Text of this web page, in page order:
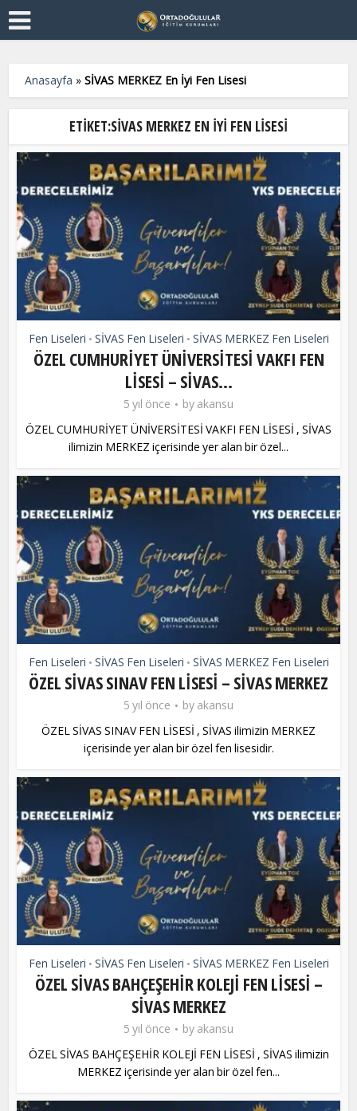
Anasayfa »SİVAS MERKEZ En İyi Fen Lisesi
ETIKET:SİVAS MERKEZ EN İYI FEN LISESI
Fen Liseleri • SİVAS Fen Liseleri • SİVAS MERKEZ Fen Liseleri
ÖZEL CUMHURİYET ÜNİVERSİTESİ VAKFI FEN
LİSESİ – SİVAS...
5 yıl önce by akansu
ÖZEL CUMHURİYET ÜNİVERSİTESİ VAKFI FEN LİSESİ , SİVAS
ilimizin MERKEZ içerisinde yer alan bir özel...
Fen Liseleri • SİVAS Fen Liseleri • SİVAS MERKEZ Fen Liseleri
ÖZEL SİVAS SINAV FEN LİSESİ – SİVAS MERKEZ
5 yıl önce by akansu
ÖZEL SİVAS SINAV FEN LİSESİ , SİVAS ilimizin MERKEZ
içerisinde yer alan bir özel fen lisesidir.
Fen Liseleri • SİVAS Fen Liseleri • SİVAS MERKEZ Fen Liseleri
ÖZEL SİVAS BAHÇEŞEHİR KOLEJİ FEN LİSESİ –
SİVAS MERKEZ
5 yıl önce by akansu
ÖZEL SİVAS BAHÇEŞEHİR KOLEJİ FEN LİSESİ , SİVAS ilimizin
MERKEZ içerisinde yer alan bir özel fen...